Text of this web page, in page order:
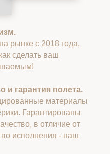
рынке с 2018 года,
сделать ваш
и гарантия полета.
материалы
Гарантированы
в отличие от
исполнения - наш